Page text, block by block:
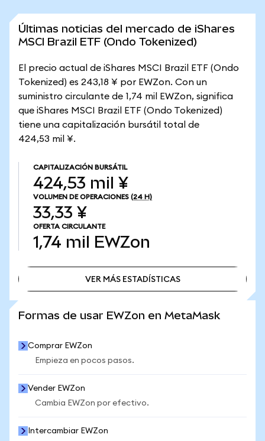
Últimas noticias del mercado de iShares
MSCI Brazil ETF (Ondo Tokenized)
El precio actual de iShares MSCI Brazil ETF (Ondo
Tokenized) es 243,18 ¥ por EWZon. Con un
suministro circulante de 1,74 mil EWZon, significa
que iShares MSCI Brazil ETF (Ondo Tokenized)
tiene una capitalización bursátil total de
424,53 mil ¥.
CAPITALIZACIÓN BURSÁTIL
424,53 mil ¥
VOLUMEN DE OPERACIONES (24 H)
33,33 ¥
OFERTA CIRCULANTE
1,74 mil EWZon
VER MÁS ESTADÍSTICAS
Formas de usar EWZon en MetaMask
Comprar EWZon
Empieza en pocos pasos.
Vender EWZon
Cambia EWZon por efectivo.
Intercambiar EWZon